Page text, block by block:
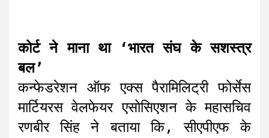
कोर्ट ने माना था ‘भारत संघ के सशस्त्र
बल’
कन्फेडरेशन ऑफ एक्स पैरामिलिट्री फोर्सेस
मार्टियरस वेलफेयर एसोसिएशन के महासचिव
रणबीर सिंह ने बताया कि, सीएपीएफ के